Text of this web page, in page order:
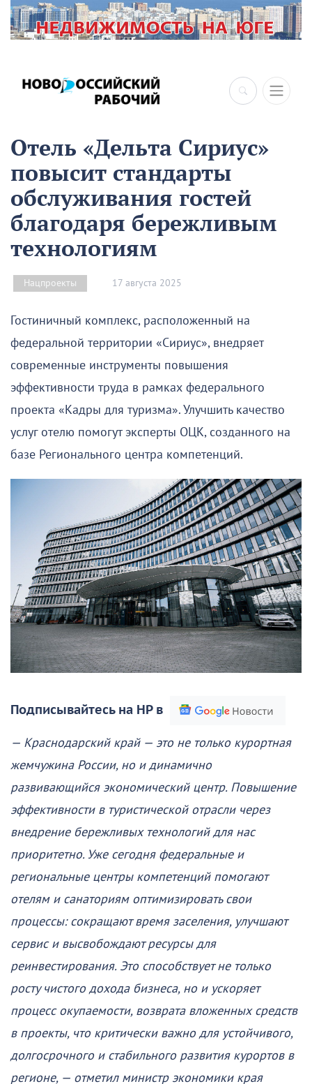
×
Отель «Дельта Сириус»
повысит стандарты
обслуживания гостей
благодаря бережливым
технологиям
Нацпроекты 17 августа 2025
Гостиничный комплекс, расположенный на
федеральной территории «Сириус», внедряет
современные инструменты повышения
эффективности труда в рамках федерального
проекта «Кадры для туризма». Улучшить качество
услуг отелю помогут эксперты ОЦК, созданного на
базе Регионального центра компетенций.
Подписывайтесь на НР в
— Краснодарский край — это не только курортная
жемчужина России, но и динамично
развивающийся экономический центр. Повышение
эффективности в туристической отрасли через
внедрение бережливых технологий для нас
приоритетно. Уже сегодня федеральные и
региональные центры компетенций помогают
отелям и санаториям оптимизировать свои
процессы: сокращают время заселения, улучшают
сервис и высвобождают ресурсы для
реинвестирования. Это способствует не только
росту чистого дохода бизнеса, но и ускоряет
процесс окупаемости, возврата вложенных средств
в проекты, что критически важно для устойчивого,
долгосрочного и стабильного развития курортов в
регионе, — отметил министр экономики края